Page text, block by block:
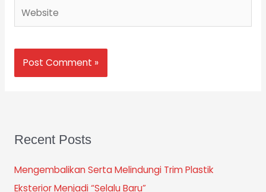
Recent Posts
Mengembalikan Serta Melindungi Trim Plastik
Eksterior Menjadi “Selalu Baru”